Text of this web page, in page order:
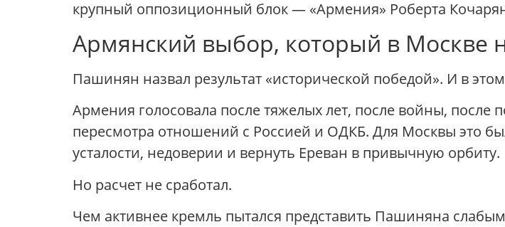
крупный оппозиционный блок — «Армения» Роберта
Армянский выбор, который в Москве
Пашинян назвал результат «исторической победой». И в
Армения голосовала после тяжелых лет, после войны, после
пересмотра отношений с Россией и ОДКБ. Для Москвы это
усталости, недоверии и вернуть Ереван в привычную орбиту.
Но расчет не сработал.
Чем активнее кремль пытался представить Пашиняна